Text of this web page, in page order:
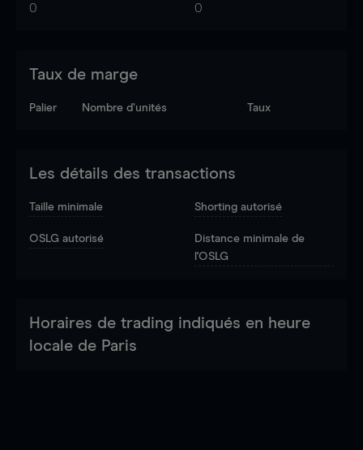
0 0
Taux de marge
Palier Nombre d’unités Taux
Les détails des transactions
Taille minimale Shorting autorisé
OSLG autorisé
Distance minimale de
l'OSLG
Horaires de trading indiqués en heure
locale de Paris